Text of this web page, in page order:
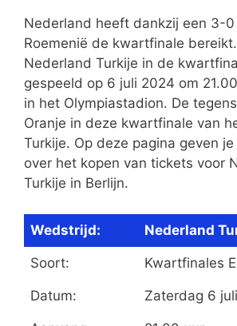
Nederland heeft dankzij een 3-
Roemenië de kwartfinale
Nederland Turkije in de
gespeeld op 6 juli 2024 om
in het Olympiastadion. De
Oranje in deze kwartfinale van
Turkije. Op deze pagina geven
over het kopen van tickets voor
Turkije in Berlijn.
Wedstrijd: Nederland
Soort: Kwartfinales
Datum: Zaterdag 6